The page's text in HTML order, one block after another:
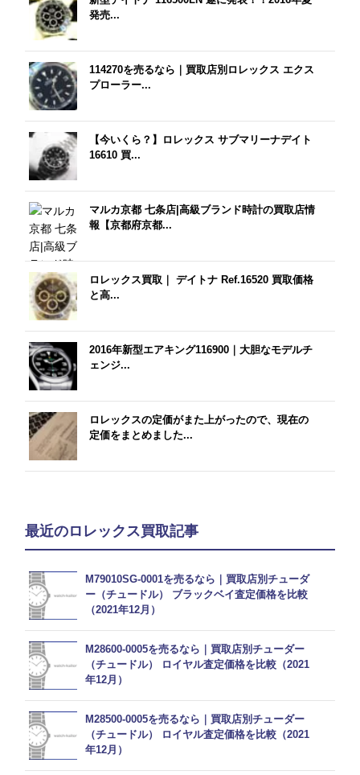
発売...
114270を売るなら｜買取店別ロレックス エクス
プローラー...
【今いくら？】ロレックス サブマリーナデイト
16610 買...
マルカ京都 七条店|高級ブランド時計の買取店情
報【京都府京都...
ロレックス買取｜ デイトナ Ref.16520 買取価格
と高...
2016年新型エアキング116900｜大胆なモデルチ
ェンジ...
ロレックスの定価がまた上がったので、現在の
定価をまとめました...
最近のロレックス買取記事
M79010SG-0001を売るなら｜買取店別チューダ
ー（チュードル） ブラックベイ査定価格を比較
（2021年12月）
M28600-0005を売るなら｜買取店別チューダー
（チュードル） ロイヤル査定価格を比較（2021
年12月）
M28500-0005を売るなら｜買取店別チューダー
（チュードル） ロイヤル査定価格を比較（2021
年12月）